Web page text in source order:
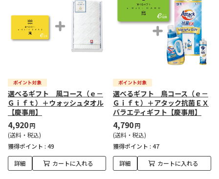
選べるギフト 風コース（ｅ－
Ｇｉｆｔ）＋ウォッシュタオル
【慶事用】
4,920円
(送料・税込)
獲得ポイント : 49
詳細 カートに入れる
選べるギフト 鳥コース（ｅ－
Ｇｉｆｔ）＋アタック抗菌ＥＸ
バラエティギフト【慶事用】
4,790円
(送料・税込)
獲得ポイント : 47
詳細 カートに入れる